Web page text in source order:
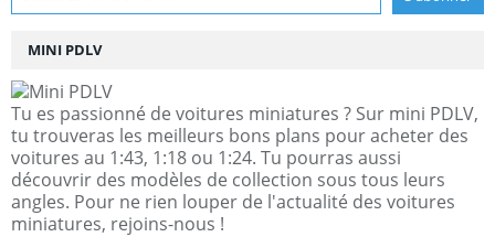
MINI PDLV
Tu es passionné de voitures miniatures ? Sur mini PDLV,
tu trouveras les meilleurs bons plans pour acheter des
voitures au 1:43, 1:18 ou 1:24. Tu pourras aussi
découvrir des modèles de collection sous tous leurs
angles. Pour ne rien louper de l'actualité des voitures
miniatures, rejoins-nous !